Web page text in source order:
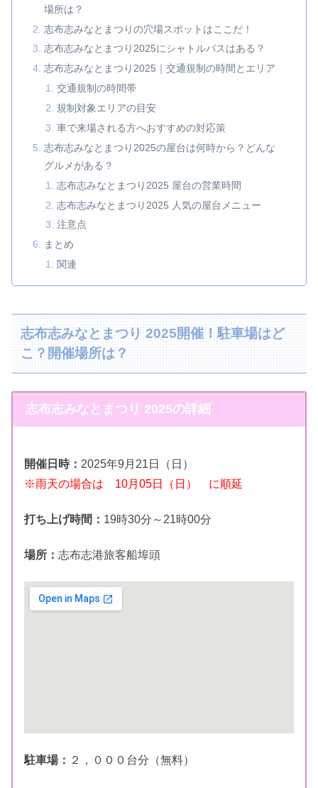
場所は？
志布志みなとまつりの穴場スポットはここだ！
志布志みなとまつり2025にシャトルバスはある？
志布志みなとまつり2025｜交通規制の時間とエリア
交通規制の時間帯
規制対象エリアの目安
車で来場される方へおすすめの対応策
志布志みなとまつり2025の屋台は何時から？どんな
グルメがある？
志布志みなとまつり2025 屋台の営業時間
志布志みなとまつり2025 人気の屋台メニュー
注意点
まとめ
関連
志布志みなとまつり 2025開催！駐車場はど
こ？開催場所は？
志布志みなとまつり 2025の詳細
開催日時： 2025年9月21日（日）
※雨天の場合は 10月05日（日） に順延
打ち上げ時間： 19時30分～21時00分
場所： 志布志港旅客船埠頭
駐車場： ２，０００台分（無料）